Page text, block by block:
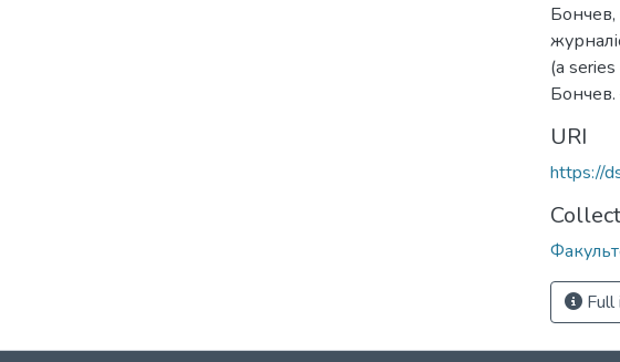
Бончев,
(a
Бончев.
URI
https://
Full